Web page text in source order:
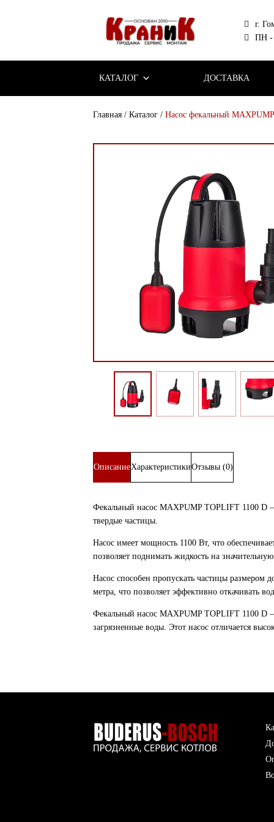
г.
ПН -
КАТАЛОГ ДОСТАВКА
Главная / Каталог / Насос фекальный
ОписаниеХарактеристикиОтзывы (0)
Фекальный насос MAXPUMP TOPLIFT 1100 D
твердые частицы.
Насос имеет мощность 1100 Вт, что
позволяет поднимать жидкость на
Насос способен пропускать частицы размером
метра, что позволяет эффективно откачивать
Фекальный насос MAXPUMP TOPLIFT 1100 D —
загрязненные воды. Этот насос отличается